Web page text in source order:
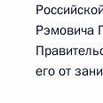
Рэмовича
его от